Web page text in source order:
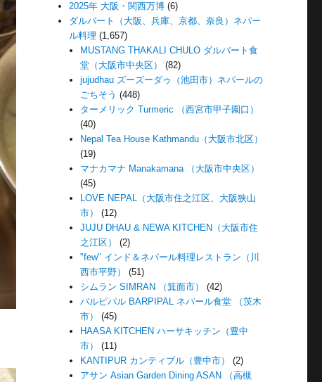
2025年 大阪・関西万博 (6)
ダルバート（大阪、兵庫、京都、奈良）ネパー
ル料理 (1,657)
MUSTANG THAKALI CHULO ダルバート食
堂（大阪市中央区）
(82)
jujudhau ズーズーダゥ（池田市）ネパールの
ごちそう (448)
ターメリック Turmeric （西宮市甲子園口）
(40)
Nepal Tea House Kathmandu（大阪市北区）
(19)
マナカマナ Manakamana （大阪市中央区）
(45)
LOVE NEPAL（大阪市住之江区、大阪狭山
市）
(12)
JUJU DHAU & NEWA KITCHEN（大阪市住
之江区）
(2)
"few" インド＆ネパール料理レストラン（川
西市平野）
(51)
シムラン SIMRAN （箕面市）
(42)
バルピパル BARPIPAL ネパール食堂 （茨木
市）
(45)
HAASA KITCHEN ハーサキッチン（豊中
市）
(11)
KANTIPUR カンティプル（豊中市）
(2)
アサン Asian Garden Dining ASAN （高槻